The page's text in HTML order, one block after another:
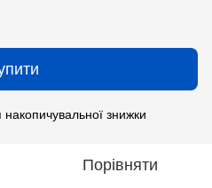
знижки
Порівняти